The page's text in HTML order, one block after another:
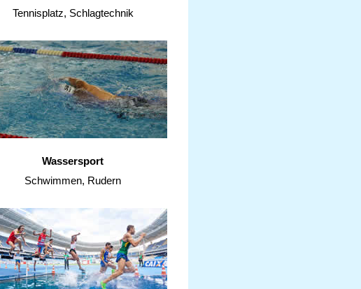
Tennisplatz, Schlagtechnik
Wassersport
Schwimmen, Rudern